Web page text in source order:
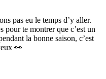
pas eu le temps d’y aller.
pour te montrer que c’est un
la bonne saison, c’est
👀